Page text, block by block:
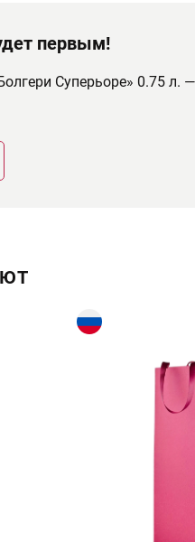
первым!
Суперьоре» 0.75